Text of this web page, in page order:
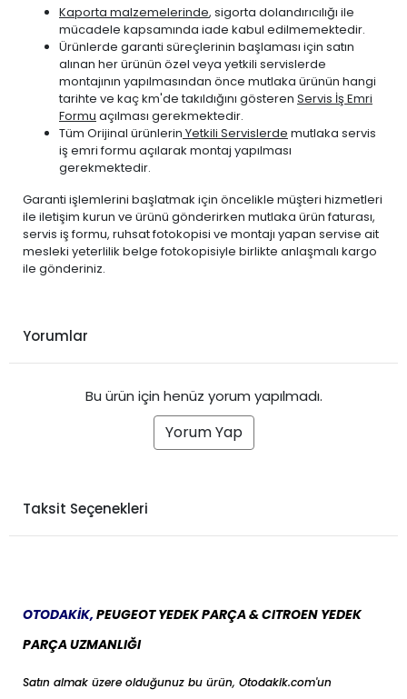
Kaporta malzemelerinde, sigorta dolandırıcılığı ile
mücadele kapsamında iade kabul edilmemektedir.
Ürünlerde garanti süreçlerinin başlaması için satın
alınan her ürünün özel veya yetkili servislerde
montajının yapılmasından önce mutlaka ürünün hangi
tarihte ve kaç km'de takıldığını gösteren Servis İş Emri
Formu açılması gerekmektedir.
Tüm Orijinal ürünlerin Yetkili Servislerde mutlaka servis
iş emri formu açılarak montaj yapılması
gerekmektedir.
Garanti işlemlerini başlatmak için öncelikle müşteri hizmetleri
ile iletişim kurun ve ürünü gönderirken mutlaka ürün faturası,
servis iş formu, ruhsat fotokopisi ve montajı yapan servise ait
mesleki yeterlilik belge fotokopisiyle birlikte anlaşmalı kargo
ile gönderiniz.
Yorumlar
Bu ürün için henüz yorum yapılmadı.
Yorum Yap
Taksit Seçenekleri
OTODAKİK, PEUGEOT YEDEK PARÇA & CITROEN YEDEK
PARÇA UZMANLIĞI
Satın almak üzere olduğunuz bu ürün, Otodakik.com'un